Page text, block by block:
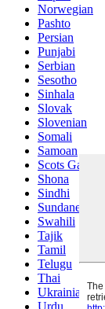
Norwegian
Pashto
Persian
Punjabi
Serbian
Sesotho
Sinhala
Slovak
Slovenian
Somali
Samoan
Scots Gaelic
Shona
Sindhi
Sundanese
Swahili
Tajik
Tamil
Telugu
Thai
Ukrainian